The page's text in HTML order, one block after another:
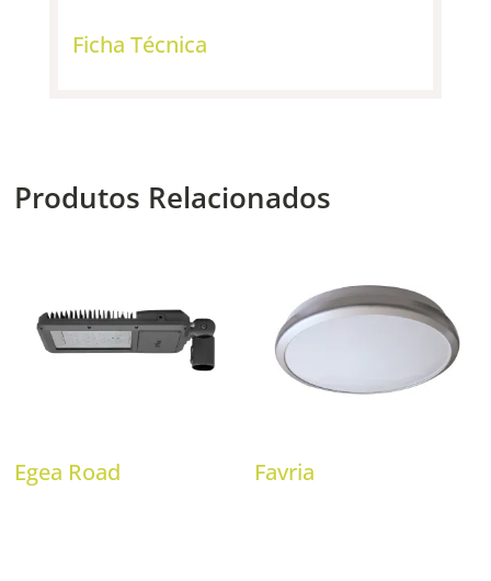
Ficha Técnica
Produtos Relacionados
Egea Road Favria